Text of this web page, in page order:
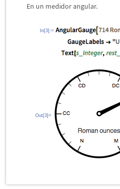
En un medidor angular.
In[3]:=
Out[3]=